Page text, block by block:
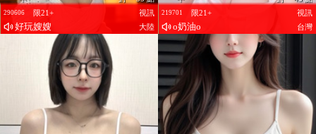
限21+
視訊
290606
好玩嫂嫂 大陸
限21+
視訊
219701
o奶油o 台灣